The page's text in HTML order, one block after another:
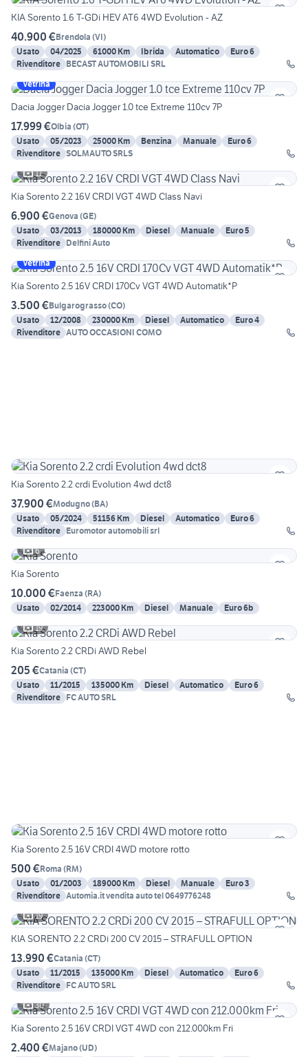
KIA Sorento 1.6 T-GDi HEV AT6 4WD Evolution - AZ
40.900 €Brendola (VI)
Usato
04/2025 61000 Km Ibrida Automatico
Euro 6
Rivenditore BECAST AUTOMOBILI SRL
Vetrina
Dacia Jogger Dacia Jogger 1.0 tce Extreme 110cv 7P
17.999 €Olbia (OT)
Usato
05/2023 25000 Km Benzina Manuale
Euro 6
Rivenditore SOLMAUTO SRLS
11
Kia Sorento 2.2 16V CRDI VGT 4WD Class Navi
6.900 €Genova (GE)
Usato
03/2013 180000 Km Diesel Manuale
Euro 5
Rivenditore Delfini Auto
Vetrina
Kia Sorento 2.5 16V CRDI 170Cv VGT 4WD Automatik*P
3.500 €Bulgarograsso(CO)
Usato
12/2008 230000 Km Diesel Automatico
Euro 4
Rivenditore AUTO OCCASIONI COMO
Kia Sorento 2.2 crdi Evolution 4wd dct8
37.900 €Modugno(BA)
Usato
05/2024 51156 Km Diesel Automatico
Euro 6
Rivenditore Euromotor automobili srl
6
Kia Sorento
10.000 €Faenza (RA)
Usato
02/2014 223000 Km Diesel Manuale
Euro 6b
19
Kia Sorento 2.2 CRDi AWD Rebel
205 €Catania (CT)
Usato
11/2015 135000 Km Diesel Automatico
Euro 6
Rivenditore FC AUTO SRL
Kia Sorento 2.5 16V CRDI 4WD motore rotto
500 €Roma (RM)
Usato
01/2003 189000 Km Diesel Manuale
Euro 3
Rivenditore Automia.it vendita auto tel 0649776248
19
KIA SORENTO 2.2 CRDi 200 CV 2015 – STRAFULL OPTION
13.990 €Catania (CT)
Usato
11/2015 135000 Km Diesel Automatico
Euro 6
Rivenditore FC AUTO SRL
30
Kia Sorento 2.5 16V CRDI VGT 4WD con 212.000km Fri
2.400 €Majano(UD)